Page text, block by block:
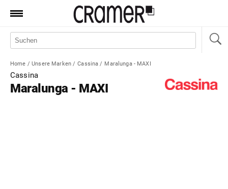
Produkte
Manufaktur
Aktionen
Home / Unsere Marken / Cassina / Maralunga - MAXI
Cassina
Maralunga - MAXI